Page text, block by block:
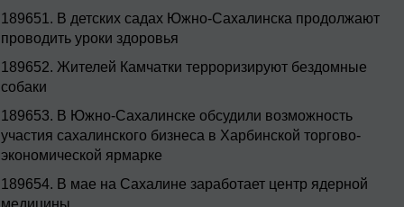
189651. В детских садах Южно-Сахалинска продолжают
проводить уроки здоровья
189652. Жителей Камчатки терроризируют бездомные
собаки
189653. В Южно-Сахалинске обсудили возможность
участия сахалинского бизнеса в Харбинской торгово-
экономической ярмарке
189654. В мае на Сахалине заработает центр ядерной
медицины